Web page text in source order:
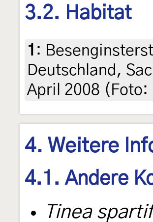
3.2. Habitat
1 :
Deutschland,
April 2008
4. Weitere
4.1. Andere
Tinea